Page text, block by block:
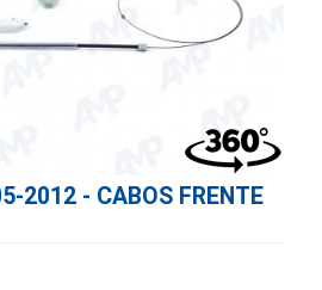
2012 - CABOS FRENTE